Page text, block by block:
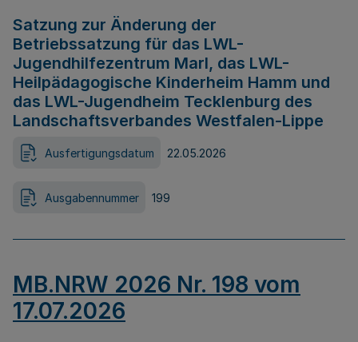
Satzung zur Änderung der
Betriebssatzung für das LWL-
Jugendhilfezentrum Marl, das LWL-
Heilpädagogische Kinderheim Hamm und
das LWL-Jugendheim Tecklenburg des
Landschaftsverbandes Westfalen-Lippe
Ausfertigungsdatum 22.05.2026
Ausgabennummer 199
MB.NRW 2026 Nr. 198 vom
17.07.2026